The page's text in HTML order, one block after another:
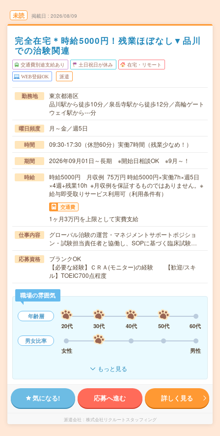
未読 掲載日 2026/08/09
完全在宅＊時給5000円！残業ほぼなし▼品川
での治験関連
交通費別途支給あり 土日祝日が休み 在宅・リモート
WEB登録OK 派遣
勤務地
東京都港区
品川駅から徒歩10分／泉岳寺駅から徒歩12分／高輪ゲート
ウェイ駅から---分
曜日頻度 月～金／週5日
時間 09:30-17:30（休憩60分）実働7時間（残業少なめ！）
期間 2026年09月01日～長期 ※開始日相談OK ※9月～！
時給
時給5000円 月収例 75万円 時給5000円×実働7h×週5日
×4週+残業10h ※月収例を保証するものではありません。※
給与即受取りサービス利用可（利用条件有）
交通費
1ヶ月3万円を上限として実費支給
仕事内容
グローバル治験の運営・マネジメントサポートポジショ
ン・試験担当責任者と協働し、SOPに基づく臨床試験…
応募資格
ブランクOK
【必要な経験】ＣＲＡ(モニター)の経験 【歓迎/スキ
ル】TOEIC700点程度
職場の雰囲気
年齢層
20代
30代 40代 50代
60代
男女比率
女性
男性
もっと見る
気になる! 応募へ進む 詳しく見る
派遣会社 株式会社リクルートスタッフィング